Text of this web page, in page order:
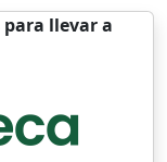
para llevar a